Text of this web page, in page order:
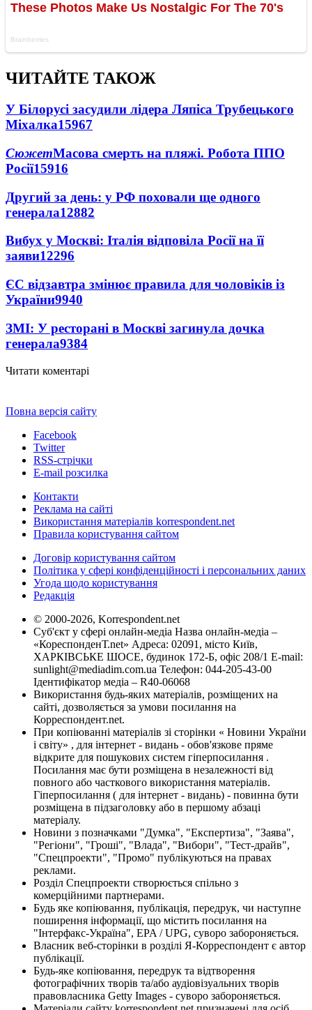
ЧИТАЙТЕ ТАКОЖ
У Білорусі засудили лідера Ляпіса Трубецького
Міхалка15967
СюжетМасова смерть на пляжі. Робота ППО
Росії15916
Другий за день: у РФ поховали ще одного
генерала12882
Вибух у Москві: Італія відповіла Росії на її
заяви12296
ЄС відзавтра змінює правила для чоловіків із
України9940
ЗМІ: У ресторані в Москві загинула дочка
генерала9384
Читати коментарі
Повна версія сайту
Facebook
Twitter
RSS-стрічки
E-mail розсилка
Контакти
Реклама на сайті
Використання матеріалів korrespondent.net
Правила користування сайтом
Договір користування сайтом
Політика у сфері конфіденційності і персональних даних
Угода щодо користування
Редакція
© 2000-2026, Korrespondent.net
Суб'єкт у сфері онлайн-медіа Назва онлайн-медіа –
«КореспонденТ.net» Адреса: 02091, місто Київ,
ХАРКІВСЬКЕ ШОСЕ, будинок 172-Б, офіс 208/1 E-mail:
sunlight@mediadim.com.ua Телефон: 044-205-43-00
Ідентифікатор медіа – R40-06068
Використання будь-яких матеріалів, розміщених на
сайті, дозволяється за умови посилання на
Корреспондент.net.
При копіюванні матеріалів зі сторінки « Новини України
і світу» , для інтернет - видань - обов'язкове пряме
відкрите для пошукових систем гіперпосилання .
Посилання має бути розміщена в незалежності від
повного або часткового використання матеріалів.
Гіперпосилання ( для інтернет - видань) - повинна бути
розміщена в підзаголовку або в першому абзаці
матеріалу.
Новини з позначками "Думка", "Експертиза", "Заява",
"Регіони", "Гроші", "Влада", "Вибори", "Тест-драйв",
"Спецпроекти", "Промо" публікуються на правах
реклами.
Розділ Спецпроекти створюється спільно з
комерційними партнерами.
Будь яке копіювання, публікація, передрук, чи наступне
поширення інформації, що містить посилання на
"Інтерфакс-Україна", EPA / UPG, суворо забороняється.
Власник веб-сторінки в розділі Я-Корреспондент є автор
публікації.
Будь-яке копіювання, передрук та відтворення
фотографічних творів та/або аудіовізуальних творів
правовласника Getty Images - суворо забороняється.